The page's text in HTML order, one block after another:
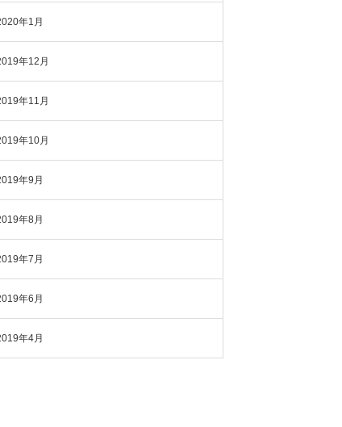
年1月
年12月
年11月
年10月
年9月
年8月
年7月
年6月
年4月